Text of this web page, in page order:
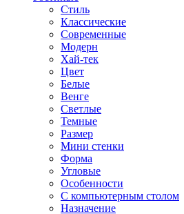
Стиль
Классические
Современные
Модерн
Хай-тек
Цвет
Белые
Венге
Светлые
Темные
Размер
Мини стенки
Форма
Угловые
Особенности
С компьютерным столом
Назначение